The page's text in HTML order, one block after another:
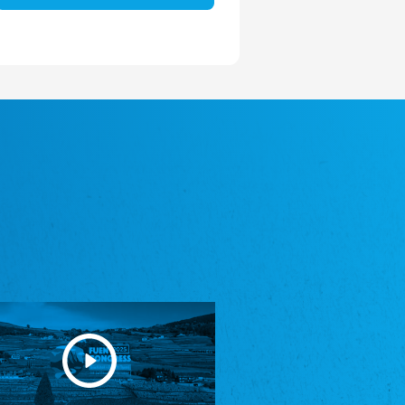
Domowina – Association of Lusatian Sorbs
Youth of European Nationalities (YEN)
Youth of European Nationalities (YEN)
Zentralrat der Jenischen in Deutschland
e.V.
Central Council of Yenish in Germany
Zentralrat Deutscher Sinti und Roma